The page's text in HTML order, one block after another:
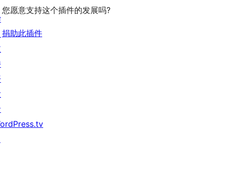
您愿意支持这个插件的发展吗?
捐助此插件